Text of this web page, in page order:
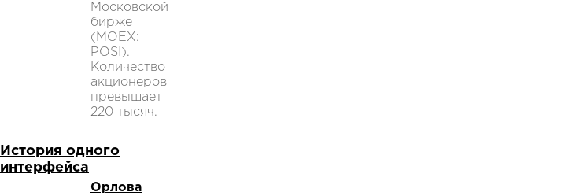
Московской
бирже
(MOEX:
POSI).
Количество
акционеров
превышает
220 тысяч.
История одного
интерфейса
Орлова